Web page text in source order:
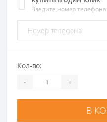
Введите номер
Кол-во:
- +
В